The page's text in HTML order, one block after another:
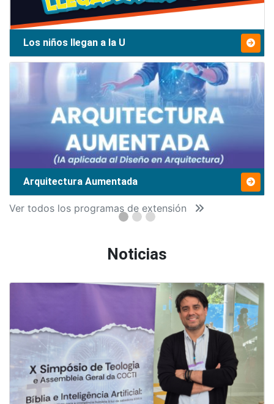
Los niños llegan a la U
Arquitectura Aumentada
Ver todos los programas de extensión
Noticias